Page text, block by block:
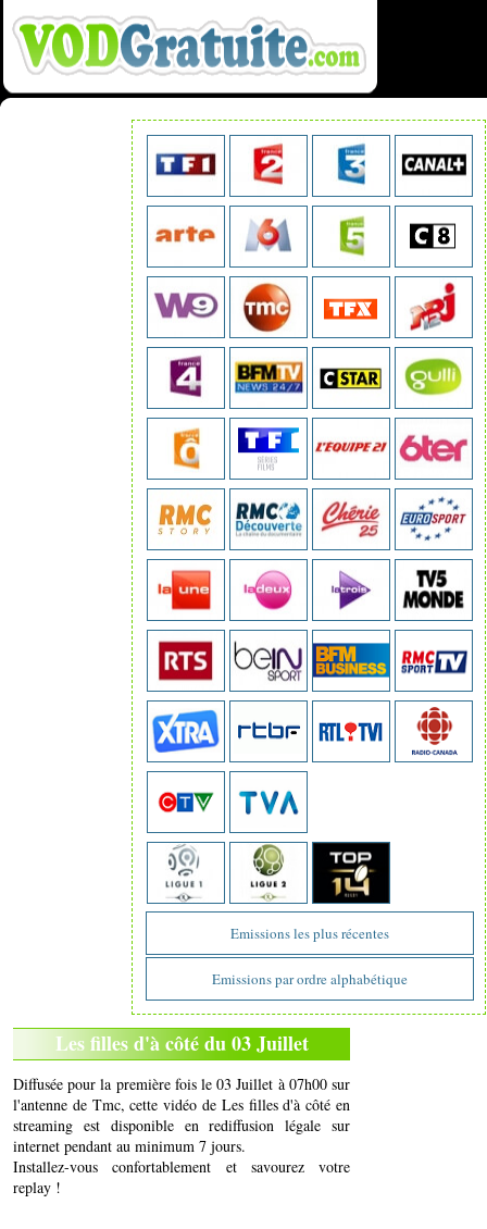
Emissions les plus récentes
Emissions par ordre alphabétique
Les filles d'à côté du 03 Juillet
Diffusée pour la première fois le 03 Juillet à 07h00 sur
l'antenne de Tmc, cette vidéo de Les filles d'à côté en
streaming est disponible en rediffusion légale sur
internet pendant au minimum 7 jours.
Installez-vous confortablement et savourez votre
replay !